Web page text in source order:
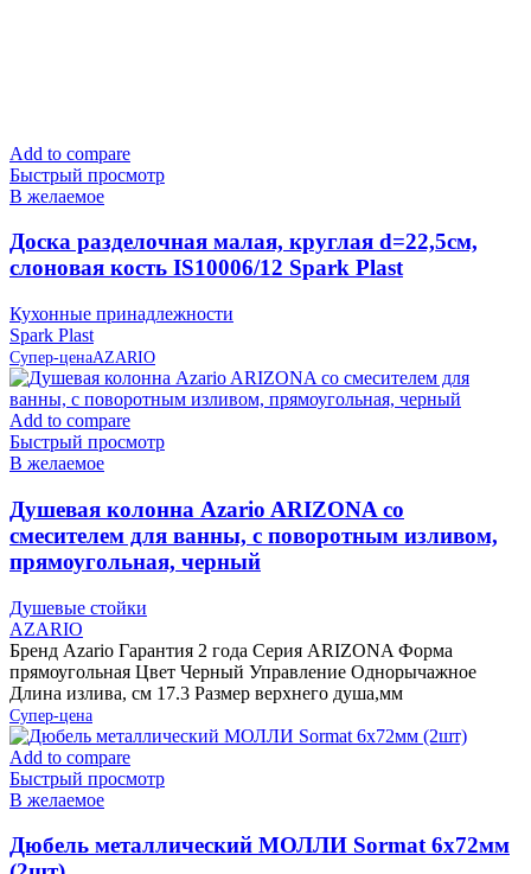
Add to compare
Быстрый просмотр
В желаемое
Доска разделочная малая, круглая d=22,5см,
слоновая кость IS10006/12 Spark Plast
Кухонные принадлежности
Spark Plast
Супер-ценаAZARIO
Add to compare
Быстрый просмотр
В желаемое
Душевая колонна Azario ARIZONA со
смесителем для ванны, с поворотным изливом,
прямоугольная, черный
Душевые стойки
AZARIO
Бренд Azario Гарантия 2 года Серия ARIZONA Форма
прямоугольная Цвет Черный Управление Однорычажное
Длина излива, см 17.3 Размер верхнего душа,мм
Супер-цена
Add to compare
Быстрый просмотр
В желаемое
Дюбель металлический МОЛЛИ Sormat 6х72мм